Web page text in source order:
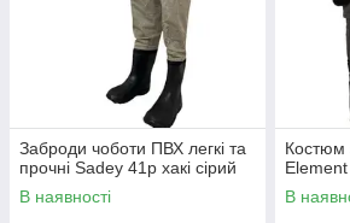
Заброди чоботи ПВХ легкі та
прочні Sadey 41р хакі сірий
В наявності
Костюм
Element
В